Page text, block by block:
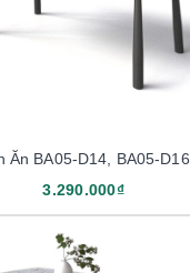
Ăn BA05-D14, BA05-D16
3.290.000₫